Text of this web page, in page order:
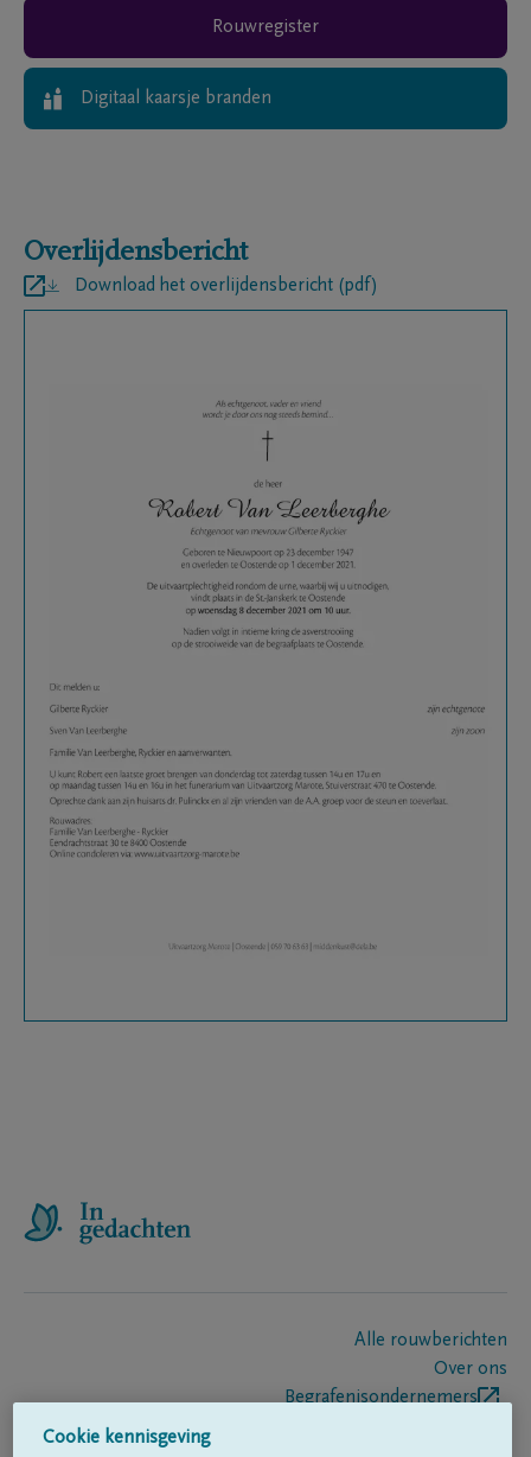
Rouwregister
Digitaal kaarsje branden
Overlijdensbericht
Download het overlijdensbericht (pdf)
Alle rouwberichten
Over ons
Begrafenisondernemers
Cookie kennisgeving